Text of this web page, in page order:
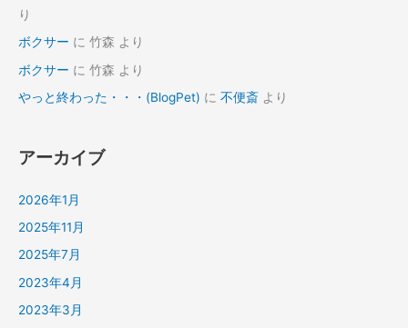
り
ボクサー に 竹森 より
ボクサー に 竹森 より
やっと終わった・・・(BlogPet) に 不便斎 より
アーカイブ
2026年1月
2025年11月
2025年7月
2023年4月
2023年3月